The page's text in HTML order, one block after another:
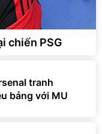
chiến PSG
tranh
bảng với MU